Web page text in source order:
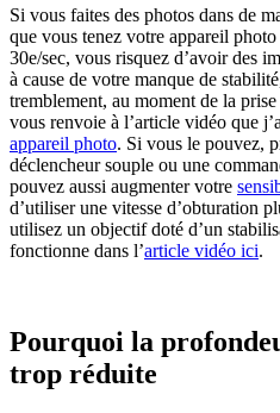
Si vous faites des photos dans de
que vous tenez votre appareil
30e/sec, vous risquez d’avoir des
à cause de votre manque de
tremblement, au moment de la
vous renvoie à l’article vidéo que
appareil photo. Si vous le pouvez,
déclencheur souple ou une
pouvez aussi augmenter votre
d’utiliser une vitesse d’obturation
utilisez un objectif doté d’un
fonctionne dans l’article vidéo ici.
Pourquoi la
trop réduite